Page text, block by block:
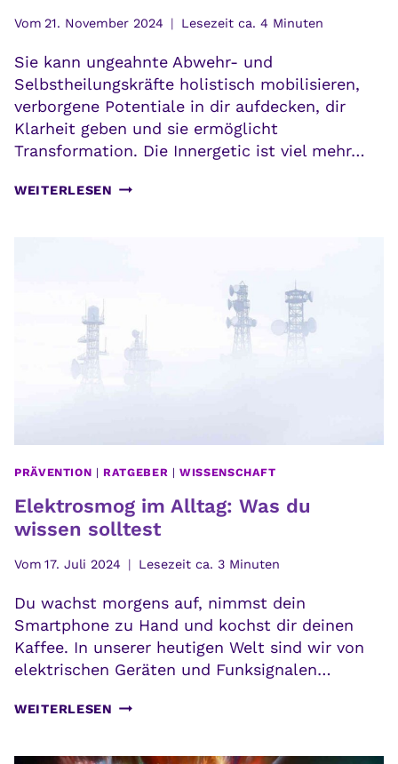
Vom 21. November 2024 Lesezeit ca. 4 Minuten
Sie kann ungeahnte Abwehr- und
Selbstheilungskräfte holistisch mobilisieren,
verborgene Potentiale in dir aufdecken, dir
Klarheit geben und sie ermöglicht
Transformation. Die Innergetic ist viel mehr…
WEITERLESEN INNERGETIC:
PRÄVENTION | RATGEBER |WISSENSCHAFT
Elektrosmog im Alltag: Was du
wissen solltest
Vom 17. Juli 2024 Lesezeit ca. 3 Minuten
Du wachst morgens auf, nimmst dein
Smartphone zu Hand und kochst dir deinen
Kaffee. In unserer heutigen Welt sind wir von
elektrischen Geräten und Funksignalen…
WEITERLESEN ELEKTROSMOG